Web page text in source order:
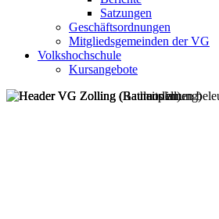
Satzungen
Geschäftsordnungen
Mitgliedsgemeinden der VG
Volkshochschule
Kursangebote